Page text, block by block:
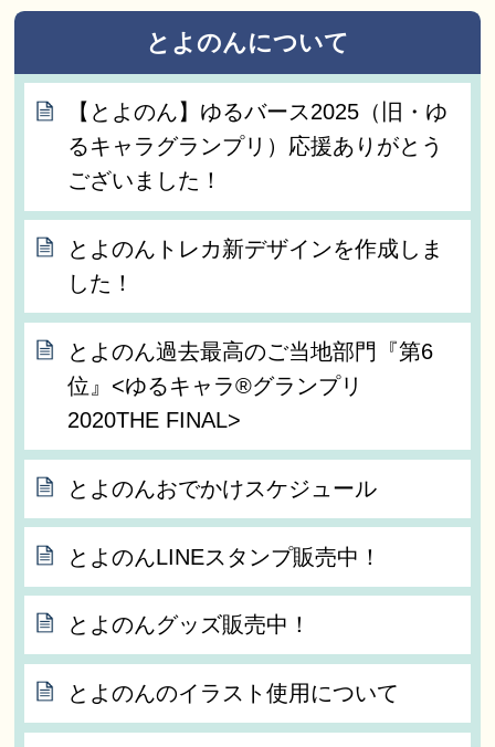
とよのんについて
【とよのん】ゆるバース2025（旧・ゆ
るキャラグランプリ）応援ありがとう
ございました！
とよのんトレカ新デザインを作成しま
した！
とよのん過去最高のご当地部門『第6
位』<ゆるキャラ®グランプリ
2020THE FINAL>
とよのんおでかけスケジュール
とよのんLINEスタンプ販売中！
とよのんグッズ販売中！
とよのんのイラスト使用について